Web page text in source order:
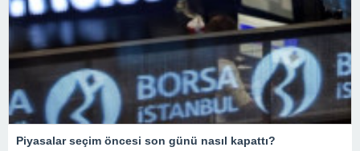
Piyasalar seçim öncesi son günü nasıl kapattı?